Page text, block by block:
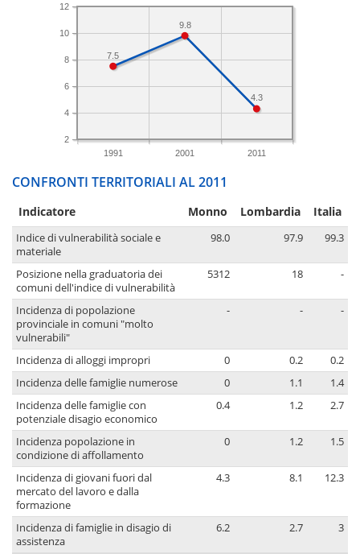
1991 2001 2011
2
4
6
8
10
12
4.3
9.8
7.5
CONFRONTI TERRITORIALI AL 2011
Indicatore Monno Lombardia Italia
Indice di vulnerabilità sociale e
materiale
98.0 97.9 99.3
Posizione nella graduatoria dei
comuni dell'indice di vulnerabilità
5312 18 -
Incidenza di popolazione
provinciale in comuni "molto
vulnerabili"
- - -
Incidenza di alloggi impropri 0 0.2
0.2
Incidenza delle famiglie numerose
0 1.1
1.4
Incidenza delle famiglie con
potenziale disagio economico
0.4 1.2 2.7
Incidenza popolazione in
condizione di affollamento
0 1.2 1.5
Incidenza di giovani fuori dal
mercato del lavoro e dalla
formazione
4.3 8.1 12.3
Incidenza di famiglie in disagio di
assistenza
6.2 2.7 3